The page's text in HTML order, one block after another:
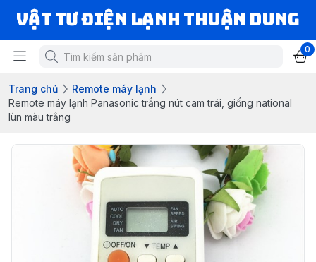
VẬT TƯ ĐIỆN LẠNH THUẬN DUNG
0
Trang chủ
Remote máy lạnh
Remote máy lạnh Panasonic trắng nút cam trái, giống national
lùn màu trắng